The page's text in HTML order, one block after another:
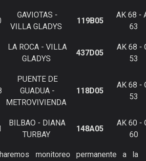
GAVIOTAS -
VILLA GLADYS
119B05
AK 68 -
63
LA ROCA - VILLA
GLADYS
437D05
AK 68 -
53
PUENTE DE
GUADUA -
METROVIVIENDA
118D05
AK 68 -
53
BILBAO - DIANA
TURBAY
148A05
AK 60 -
60
monitoreo permanente a la